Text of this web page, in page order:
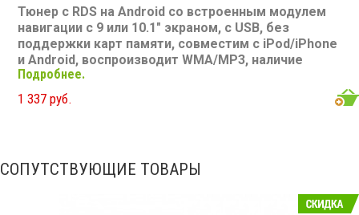
Тюнер с RDS на Android со встроенным модулем
навигации с 9 или 10.1" экраном, с USB, без
поддержки карт памяти, совместим с iPod/iPhone
и Android, воспроизводит WMA/MP3, наличие
Bluetooth, подключение камеры заднего вида,
подходит для Suzuki Ignis 2016-2020
10,1" Подсветка: многоцветная CD/MP3: нет/есть
пары Мощность 50 Вт х 4
Подробнее.
1 337 руб.
СОПУТСТВУЮЩИЕ ТОВАРЫ